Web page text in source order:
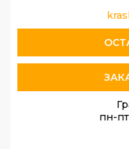
пн-